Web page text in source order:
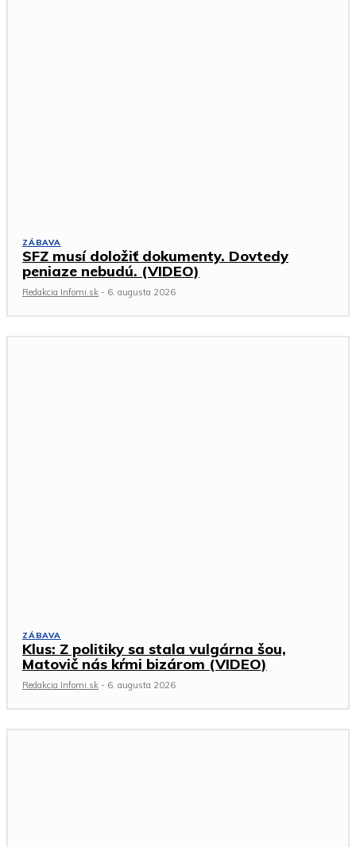
ZÁBAVA
SFZ musí doložiť dokumenty. Dovtedy
peniaze nebudú. (VIDEO)
Redakcia Infomi.sk - 6. augusta 2026
ZÁBAVA
Klus: Z politiky sa stala vulgárna šou,
Matovič nás kŕmi bizárom (VIDEO)
Redakcia Infomi.sk - 6. augusta 2026